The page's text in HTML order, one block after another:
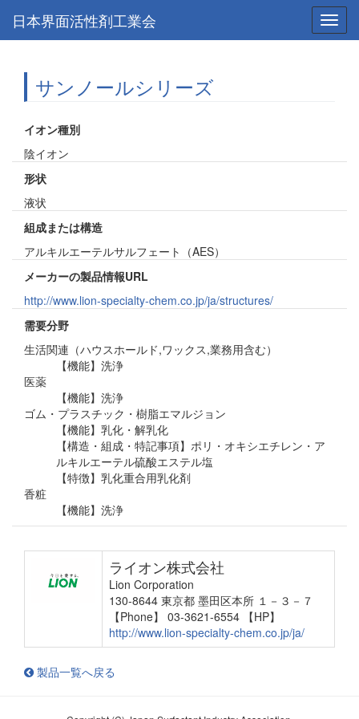
日本界面活性剤工業会
サンノールシリーズ
イオン種別
陰イオン
形状
液状
組成または構造
アルキルエーテルサルフェート（AES）
メーカーの製品情報URL
http://www.lion-specialty-chem.co.jp/ja/structures/
需要分野
生活関連（ハウスホールド,ワックス,業務用含む）
【機能】洗浄
医薬
【機能】洗浄
ゴム・プラスチック・樹脂エマルジョン
【機能】乳化・解乳化
【構造・組成・特記事項】ポリ・オキシエチレン・ア
ルキルエーテル硫酸エステル塩
【特徴】乳化重合用乳化剤
香粧
【機能】洗浄
ライオン株式会社
Lion Corporation
130-8644 東京都 墨田区本所 １－３－７
【Phone】 03-3621-6554 【HP】
http://www.lion-specialty-chem.co.jp/ja/
製品一覧へ戻る